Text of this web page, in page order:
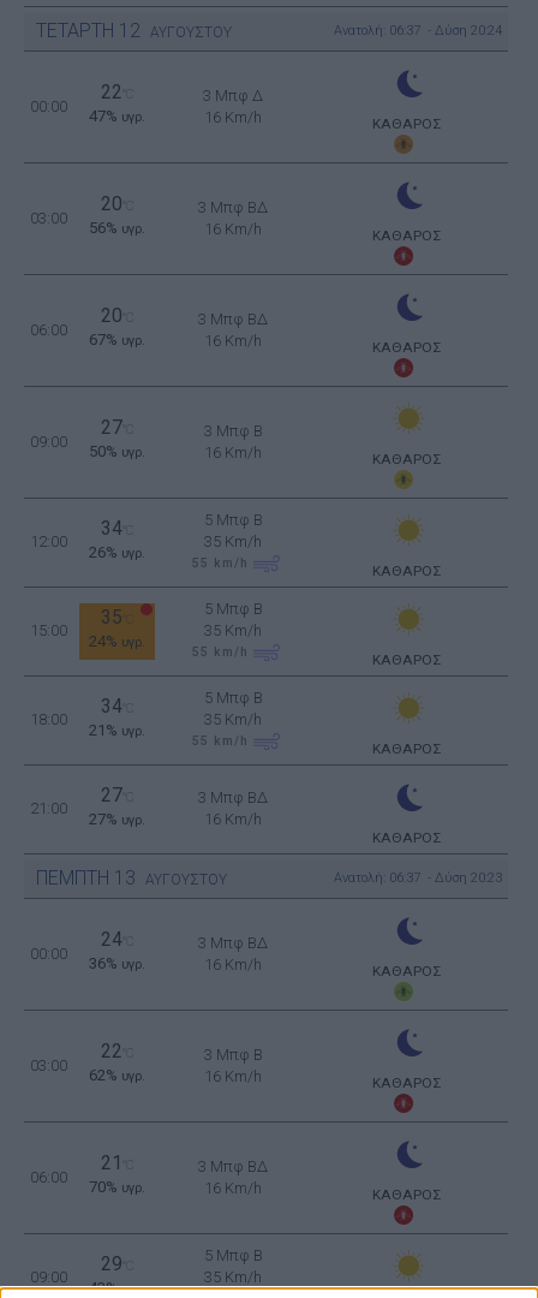
ΤΕΤΑΡΤΗ 12 ΑΥΓΟΥΣΤΟΥ Ανατολή: 06:37 - Δύση 20:24
00:00
22
47% υγρ.
3 Μπφ Δ
16 Km/h
ΚΑΘΑΡΟΣ
03:00
20
56% υγρ.
3 Μπφ ΒΔ
16 Km/h
ΚΑΘΑΡΟΣ
06:00
20
67% υγρ.
3 Μπφ ΒΔ
16 Km/h
ΚΑΘΑΡΟΣ
09:00
27
50% υγρ.
3 Μπφ B
16 Km/h
ΚΑΘΑΡΟΣ
12:00
34°C
26% υγρ.
5 Μπφ B
35 Km/h
55 km/h ΚΑΘΑΡΟΣ
15:00
35
24% υγρ.
5 Μπφ B
35 Km/h
55 km/h ΚΑΘΑΡΟΣ
18:00
34°C
21% υγρ.
5 Μπφ B
35 Km/h
55 km/h ΚΑΘΑΡΟΣ
21:00
27
27% υγρ.
3 Μπφ ΒΔ
16 Km/h
ΚΑΘΑΡΟΣ
ΠΕΜΠΤΗ 13 ΑΥΓΟΥΣΤΟΥ Ανατολή: 06:37 - Δύση 20:23
00:00
24°C
36% υγρ.
3 Μπφ ΒΔ
16 Km/h
ΚΑΘΑΡΟΣ
03:00
22
62% υγρ.
3 Μπφ B
16 Km/h
ΚΑΘΑΡΟΣ
06:00
21
70% υγρ.
3 Μπφ ΒΔ
16 Km/h
ΚΑΘΑΡΟΣ
09:00
29
43%υγρ.
5 Μπφ B
35 Km/h